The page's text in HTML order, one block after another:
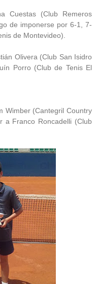
Cuestas (Club Remeros
de imponerse por 6-1, 7-
de Montevideo).
Olivera (Club San Isidro
Porro (Club de Tenis El
Wimber (Cantegril Country
a Franco Roncadelli (Club